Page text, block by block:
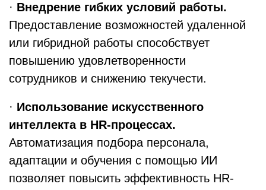
· Внедрение гибких условий работы.
Предоставление возможностей удаленной
или гибридной работы способствует
повышению удовлетворенности
сотрудников и снижению текучести.
· Использование искусственного
интеллекта в HR-процессах.
Автоматизация подбора персонала,
адаптации и обучения с помощью ИИ
позволяет повысить эффективность HR-